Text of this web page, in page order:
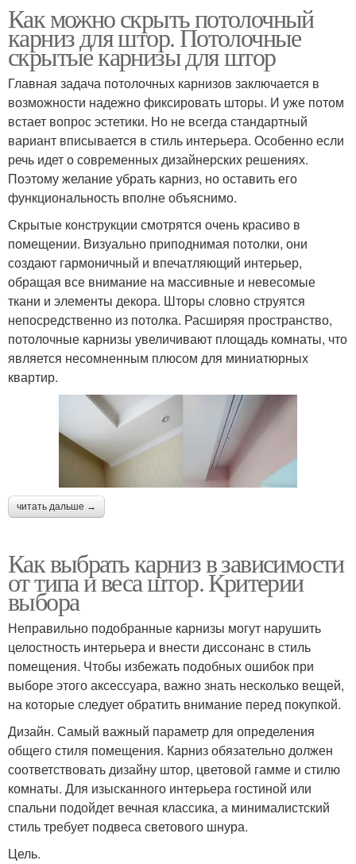
Как можно скрыть потолочный
карниз для штор. Потолочные
скрытые карнизы для штор
Главная задача потолочных карнизов заключается в
возможности надежно фиксировать шторы. И уже потом
встает вопрос эстетики. Но не всегда стандартный
вариант вписывается в стиль интерьера. Особенно если
речь идет о современных дизайнерских решениях.
Поэтому желание убрать карниз, но оставить его
функциональность вполне объяснимо.
Скрытые конструкции смотрятся очень красиво в
помещении. Визуально приподнимая потолки, они
создают гармоничный и впечатляющий интерьер,
обращая все внимание на массивные и невесомые
ткани и элементы декора. Шторы словно струятся
непосредственно из потолка. Расширяя пространство,
потолочные карнизы увеличивают площадь комнаты, что
является несомненным плюсом для миниатюрных
квартир.
читать дальше →
Как выбрать карниз в зависимости
от типа и веса штор. Критерии
выбора
Неправильно подобранные карнизы могут нарушить
целостность интерьера и внести диссонанс в стиль
помещения. Чтобы избежать подобных ошибок при
выборе этого аксессуара, важно знать несколько вещей,
на которые следует обратить внимание перед покупкой.
Дизайн. Самый важный параметр для определения
общего стиля помещения. Карниз обязательно должен
соответствовать дизайну штор, цветовой гамме и стилю
комнаты. Для изысканного интерьера гостиной или
спальни подойдет вечная классика, а минималистский
стиль требует подвеса светового шнура.
Цель.